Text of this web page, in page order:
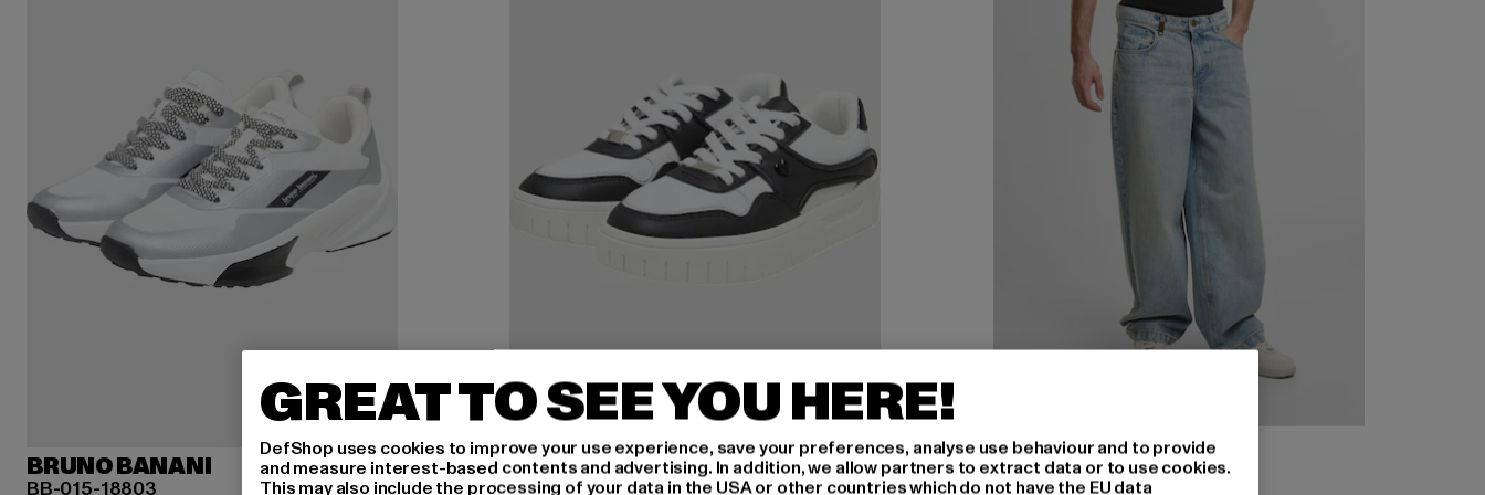
BRUNO BANANI
BB-015-18803
BRUNO BANANI
MIA LOW
2Y STUDIOS
Eren Basic Wide Baggy
GREAT TO SEE YOU HERE!
DefShop uses cookies to improve your use experience, save your preferences, analyse use behaviour and to provide
and measure interest-based contents and advertising. In addition, we allow partners to extract data or to use cookies.
This may also include the processing of your data in the USA or other countries which do not have the EU data